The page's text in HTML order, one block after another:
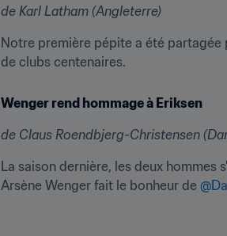
de Karl Latham (Angleterre)
Notre première pépite a été partagée
de clubs centenaires.
Wenger rend hommage à Eriksen
de Claus Roendbjerg-Christensen
La saison dernière, les deux hommes
Arsène Wenger fait le bonheur de